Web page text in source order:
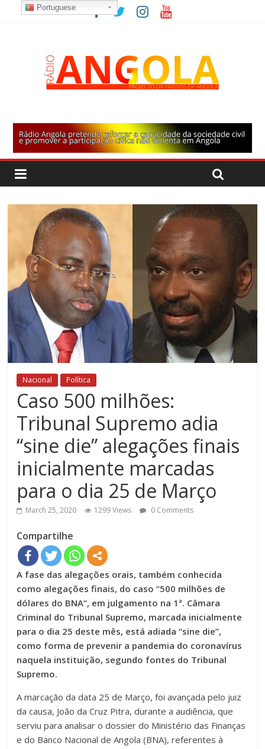
Nacional Política
Caso 500 milhões:
Tribunal Supremo adia
“sine die” alegações finais
inicialmente marcadas
para o dia 25 de Março
March 25, 2020 1299 Views 0 Comments
Compartilhe
A fase das alegações orais, também conhecida
como alegações finais, do caso “500 milhões de
dólares do BNA“, em julgamento na 1ª. Câmara
Criminal do Tribunal Supremo, marcada inicialmente
para o dia 25 deste mês, está adiada “sine die”,
como forma de prevenir a pandemia do coronavírus
naquela instituição, segundo fontes do Tribunal
Supremo.
A marcação da data 25 de Março, foi avançada pelo juiz
da causa, João da Cruz Pitra, durante a audiência, que
serviu para analisar o dossier do Ministério das Finanças
e do Banco Nacional de Angola (BNA), referentes à
Portuguese